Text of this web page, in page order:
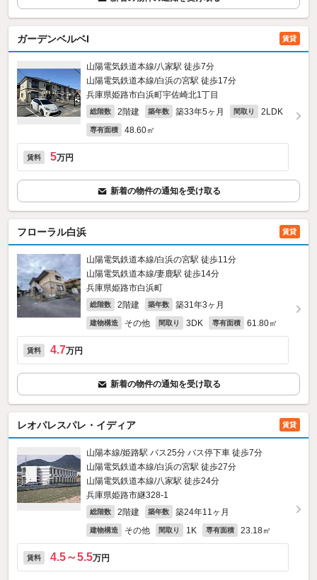
ガーデンベルベI 賃貸
山陽電気鉄道本線/八家駅 徒歩7分
山陽電気鉄道本線/白浜の宮駅 徒歩17分
兵庫県姫路市白浜町宇佐崎北1丁目
総階数 2階建 築年数 築33年5ヶ月 間取り 2LDK
専有面積 48.60㎡
賃料 5万円
新着の物件の通知を受け取る
フローラル白浜 賃貸
山陽電気鉄道本線/白浜の宮駅 徒歩11分
山陽電気鉄道本線/妻鹿駅 徒歩14分
兵庫県姫路市白浜町
総階数 2階建 築年数 築31年3ヶ月
建物構造 その他 間取り 3DK 専有面積 61.80㎡
賃料 4.7万円
新着の物件の通知を受け取る
レオパレスパレ・イディア 賃貸
山陽本線/姫路駅 バス25分 バス停下車 徒歩7分
山陽電気鉄道本線/白浜の宮駅 徒歩27分
山陽電気鉄道本線/八家駅 徒歩24分
兵庫県姫路市継328‐1
総階数 2階建 築年数 築24年11ヶ月
建物構造 その他 間取り 1K 専有面積 23.18㎡
賃料 4.5～5.5万円